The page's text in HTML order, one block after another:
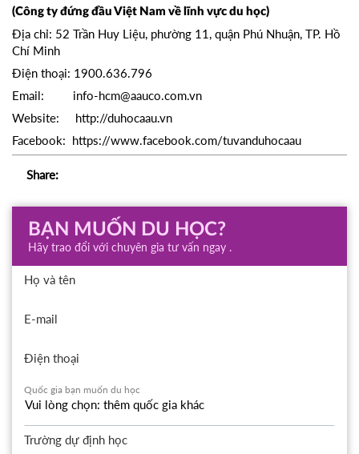
(Công ty đứng đầu Việt Nam về lĩnh vực du học)
Địa chỉ: 52 Trần Huy Liệu, phường 11, quận Phú Nhuận, TP. Hồ
Chí Minh
Điện thoại: 1900.636.796
Email: info-hcm@aauco.com.vn
Website: http://duhocaau.vn
Facebook: https://www.facebook.com/tuvanduhocaau
Share:
BẠN MUỐN DU HỌC?
Hãy trao đổi với chuyên gia tư vấn ngay .
Họ và tên
E-mail
Điện thoại
Quốc gia bạn muốn du học
Trường dự định học